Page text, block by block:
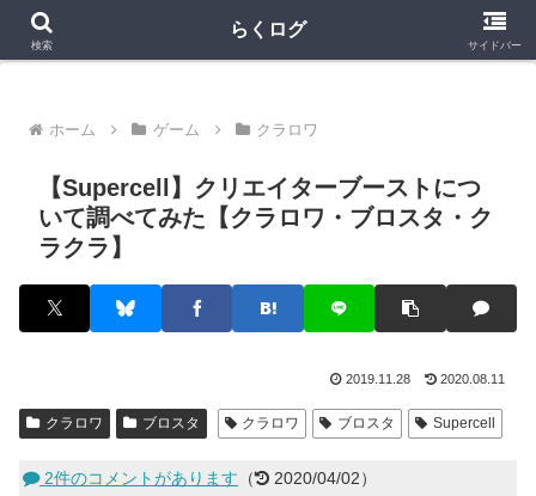
クラロワ クラロワリーグ プロスピA
ホーム ゲーム クラロワ
【Supercell】クリエイターブーストにつ
いて調べてみた【クラロワ・ブロスタ・ク
ラクラ】
2019.11.28 2020.08.11
クラロワ ブロスタ クラロワ ブロスタ Supercell
2件のコメントがあります （ 2020/04/02）
検索
らくログ
サイドバー